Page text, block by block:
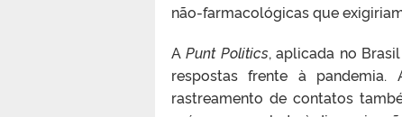
não-farmacológicas que
APunt Politics, aplicada no
respostas frente à
rastreamento de contatos